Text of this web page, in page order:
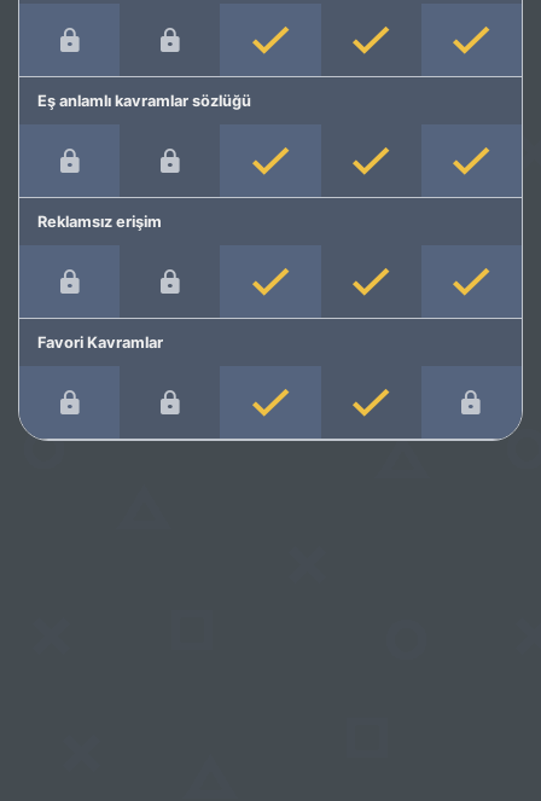
Eş anlamlı kavramlar sözlüğü
Reklamsız erişim
Favori Kavramlar